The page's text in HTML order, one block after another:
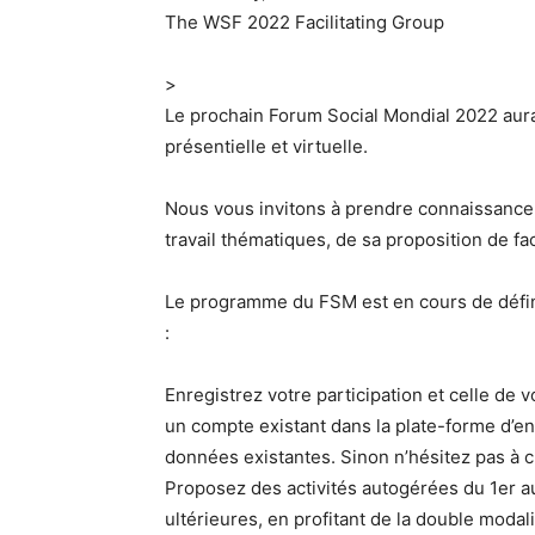
The WSF 2022 Facilitating Group
>
Le prochain Forum Social Mondial 2022
présentielle et virtuelle.
Nous vous invitons à prendre
travail thématiques, de sa proposition de
Le programme du FSM est en cours de
:
Enregistrez votre participation et celle de
un compte existant dans la plate-forme
données existantes. Sinon n’hésitez pas à
Proposez des activités autogérées du 1er
ultérieures, en profitant de la double